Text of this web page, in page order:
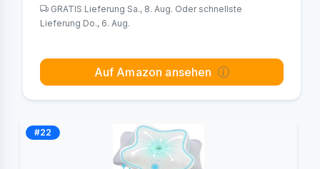
GRATIS Lieferung Sa., 8. Aug. Oder schnellste
Lieferung Do., 6. Aug.
Auf Amazon ansehen
#22